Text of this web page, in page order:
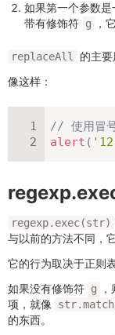
如果第一个参数
带有修饰符 g ，
replaceAll
的主要
像这样：
// 使用冒
alert (
regexp.exec(str)
与以前的方法不同，
它的行为取决于正则
如果没有修饰符 g
项，就像
的东西。